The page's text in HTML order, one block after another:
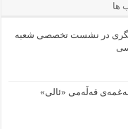
ها
در نشست تخصصی شعبه
قەڵەمی «ئالی»